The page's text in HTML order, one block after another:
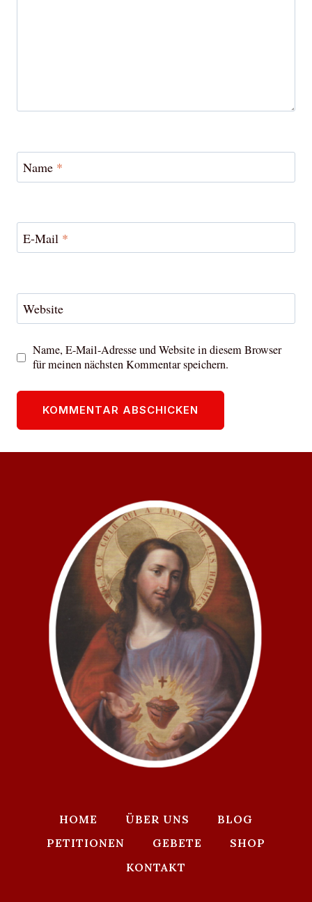
Name *
E-Mail *
Website
Name, E-Mail-Adresse und Website in diesem Browser
für meinen nächsten Kommentar speichern.
HOME ÜBER UNS
BLOG
PETITIONEN
GEBETE
SHOP
KONTAKT